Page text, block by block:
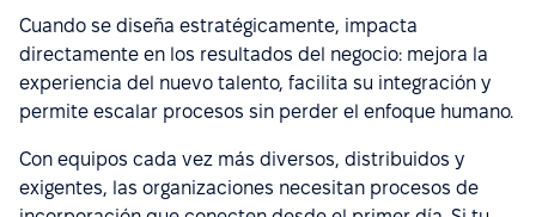
Cuando se diseña estratégicamente, impacta
directamente en los resultados del negocio: mejora la
experiencia del nuevo talento, facilita su integración y
permite escalar procesos sin perder el enfoque humano.
Con equipos cada vez más diversos, distribuidos y
exigentes, las organizaciones necesitan procesos de